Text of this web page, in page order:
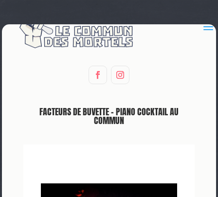
a
FACTEURS DE BUVETTE – PIANO COCKTAIL AU
COMMUN